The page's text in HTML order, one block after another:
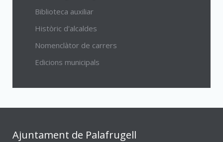
Biblioteca auxiliar
Històric d'alcaldes
Nomenclàtor de carrers
Edicions municipals
Ajuntament de Palafrugell